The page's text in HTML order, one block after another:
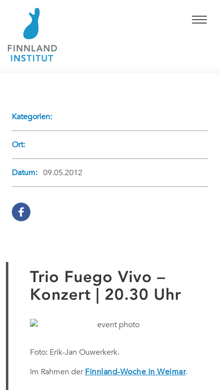
Kategorien:
Ort:
Datum: 09.05.2012
Trio Fuego Vivo –
Konzert | 20.30 Uhr
Foto: Erik-Jan Ouwerkerk.
Im Rahmen der Finnland-Woche in Weimar.